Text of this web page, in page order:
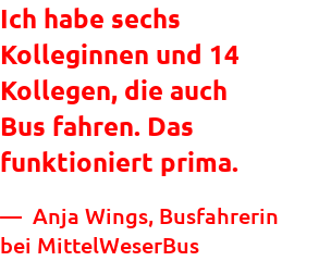
Ich habe sechs
Kolleginnen und 14
Kollegen, die auch
Bus fahren. Das
funktioniert prima.
Anja Wings, Busfahrerin
bei MittelWeserBus